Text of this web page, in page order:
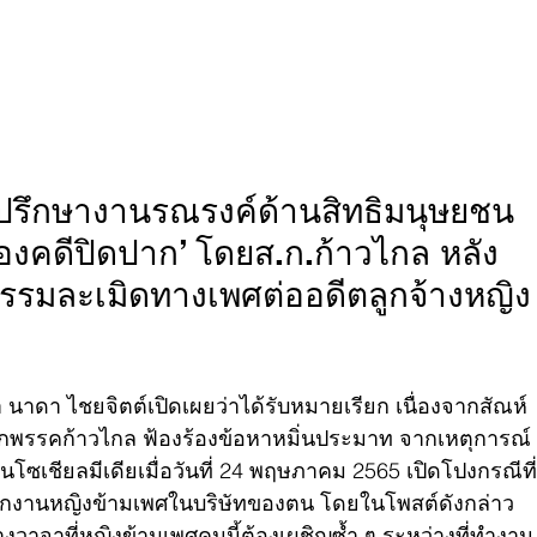
รึกษางานรณรงค์ด้านสิทธิมนุษยชน
คดีปิดปาก’ โดยส.ก.ก้าวไกล หลัง
มละเมิดทางเพศต่ออดีตลูกจ้างหญิง
าดา ไชยจิตต์เปิดเผยว่าได้รับหมายเรียก เนื่องจากสัณห์
พรรคก้าวไกล ฟ้องร้องข้อหาหมิ่นประมาท จากเหตุการณ์
ซเชียลมีเดียเมื่อวันที่ 24 พฤษภาคม 2565 เปิดโปงกรณีที่
านหญิงข้ามเพศในบริษัทของตน โดยในโพสต์ดังกล่าว